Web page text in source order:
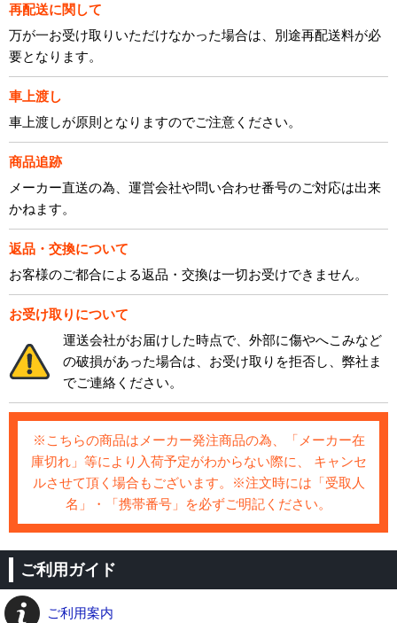
再配送に関して
万が一お受け取りいただけなかった場合は、別途再配送料が必
要となります。
車上渡し
車上渡しが原則となりますのでご注意ください。
商品追跡
メーカー直送の為、運営会社や問い合わせ番号のご対応は出来
かねます。
返品・交換について
お客様のご都合による返品・交換は一切お受けできません。
お受け取りについて
運送会社がお届けした時点で、外部に傷やへこみなど
の破損があった場合は、お受け取りを拒否し、弊社ま
でご連絡ください。
※こちらの商品はメーカー発注商品の為、「メーカー在
庫切れ」等により入荷予定がわからない際に、 キャンセ
ルさせて頂く場合もございます。※注文時には「受取人
名」・「携帯番号」を必ずご明記ください。
ご利用ガイド
ご利用案内